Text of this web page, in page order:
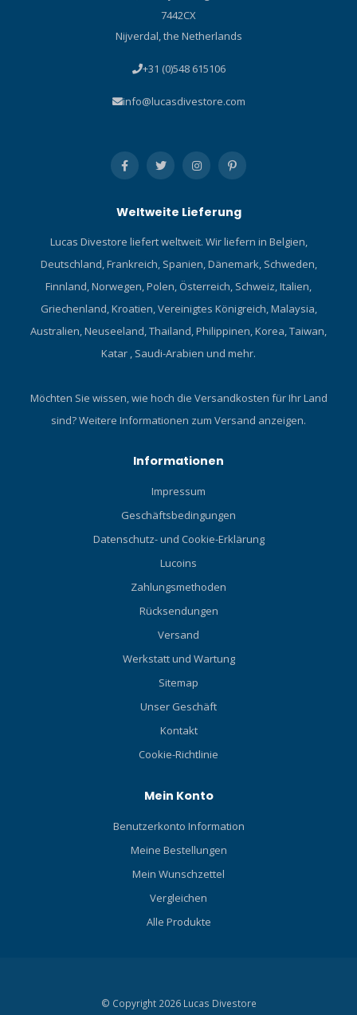
7442CX
Nijverdal, the Netherlands
+31 (0)548 615106
info@lucasdivestore.com
Weltweite Lieferung
Lucas Divestore liefert weltweit. Wir liefern in Belgien,
Deutschland, Frankreich, Spanien, Dänemark, Schweden,
Finnland, Norwegen, Polen, Österreich, Schweiz, Italien,
Griechenland, Kroatien, Vereinigtes Königreich, Malaysia,
Australien, Neuseeland, Thailand, Philippinen, Korea, Taiwan,
Katar , Saudi-Arabien und mehr.
Möchten Sie wissen, wie hoch die Versandkosten für Ihr Land
sind?Weitere Informationen zum Versand anzeigen.
Informationen
Impressum
Geschäftsbedingungen
Datenschutz- und Cookie-Erklärung
Lucoins
Zahlungsmethoden
Rücksendungen
Versand
Werkstatt und Wartung
Sitemap
Unser Geschäft
Kontakt
Cookie-Richtlinie
Mein Konto
Benutzerkonto Information
Meine Bestellungen
Mein Wunschzettel
Vergleichen
Alle Produkte
© Copyright 2026 Lucas Divestore